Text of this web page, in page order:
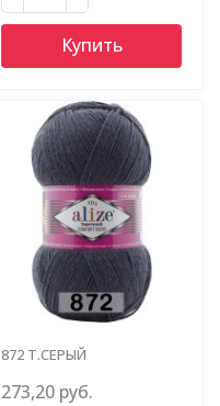
Купить
872 Т.СЕРЫЙ
273,20 руб.